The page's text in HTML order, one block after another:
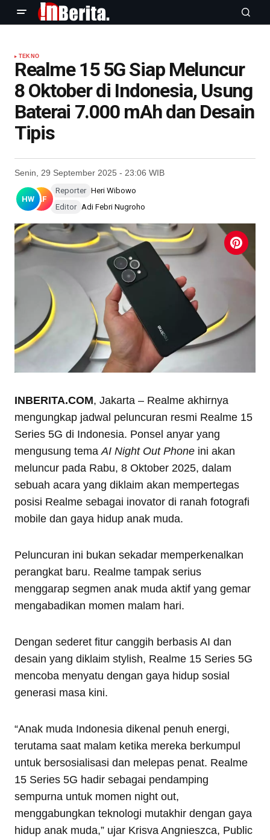
TEKNO
Realme 15 5G Siap Meluncur
8 Oktober di Indonesia, Usung
Baterai 7.000 mAh dan Desain
Tipis
Senin, 29 September 2025 - 23:06 WIB
HW AF
Reporter Heri Wibowo
Editor Adi Febri Nugroho
INBERITA.COM, Jakarta – Realme akhirnya
mengungkap jadwal peluncuran resmi Realme 15
Series 5G di Indonesia. Ponsel anyar yang
mengusung tema AI Night Out Phone ini akan
meluncur pada Rabu, 8 Oktober 2025, dalam
sebuah acara yang diklaim akan mempertegas
posisi Realme sebagai inovator di ranah fotografi
mobile dan gaya hidup anak muda.
Peluncuran ini bukan sekadar memperkenalkan
perangkat baru. Realme tampak serius
menggarap segmen anak muda aktif yang gemar
mengabadikan momen malam hari.
Dengan sederet fitur canggih berbasis AI dan
desain yang diklaim stylish, Realme 15 Series 5G
mencoba menyatu dengan gaya hidup sosial
generasi masa kini.
“Anak muda Indonesia dikenal penuh energi,
terutama saat malam ketika mereka berkumpul
untuk bersosialisasi dan melepas penat. Realme
15 Series 5G hadir sebagai pendamping
sempurna untuk momen night out,
menggabungkan teknologi mutakhir dengan gaya
hidup anak muda,” ujar Krisva Angnieszca, Public